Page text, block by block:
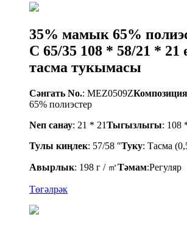
35% мамык 65%
C 65/35 108 * 58/21 * 21
тасма тукымасы
Сәнгать No.: MEZ0509ZКомпозиция
65% полиэстер
Nеп санау: 21 * 21Тыгызлыгы: 108
Тулы киңлек: 57/58 ″Туку: Тасма
Авырлык: 198 г / ㎡Тәмам:Регуляр
Төгәлрәк